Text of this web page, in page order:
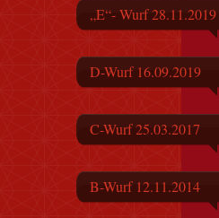
„E“- Wurf 28.11.2019
D-Wurf 16.09.2019
C-Wurf 25.03.2017
B-Wurf 12.11.2014